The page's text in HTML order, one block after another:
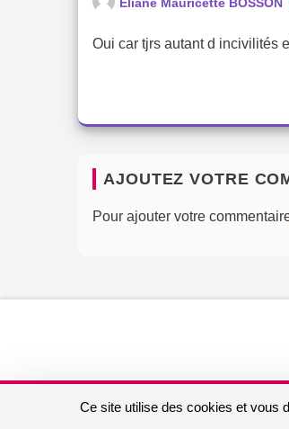
Oui car tjrs autant d incivilités
AJOUTEZ VOTRE
Pour ajouter votre
Ce site utilise des cookies et vous